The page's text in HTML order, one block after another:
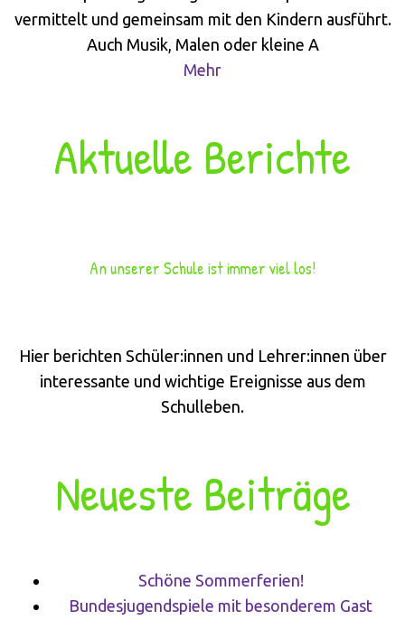
vermittelt und gemeinsam mit den Kindern ausführt.
Auch Musik, Malen oder kleine A
Mehr
Aktuelle Berichte
An unserer Schule ist immer viel los!
Hier berichten Schüler:innen und Lehrer:innen über
interessante und wichtige Ereignisse aus dem
Schulleben.
Neueste Beiträge
Schöne Sommerferien!
Bundesjugendspiele mit besonderem Gast